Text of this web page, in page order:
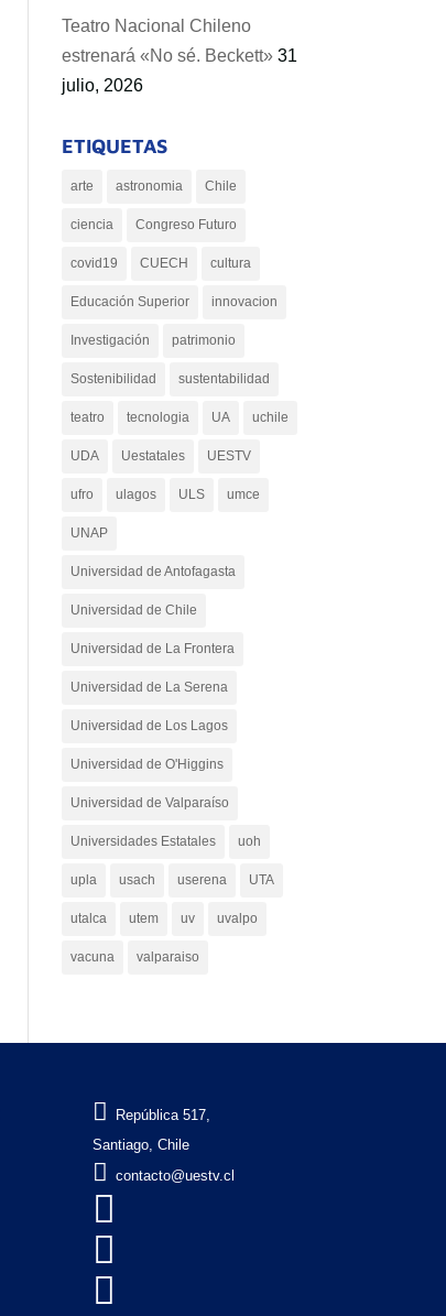
Teatro Nacional Chileno
estrenará «No sé. Beckett» 31
julio, 2026
ETIQUETAS
arte astronomia Chile
ciencia Congreso Futuro
covid19 CUECH cultura
Educación Superior innovacion
Investigación patrimonio
Sostenibilidad sustentabilidad
teatro tecnologia UA uchile
UDA Uestatales UESTV
ufro ulagos ULS umce
UNAP
Universidad de Antofagasta
Universidad de Chile
Universidad de La Frontera
Universidad de La Serena
Universidad de Los Lagos
Universidad de O'Higgins
Universidad de Valparaíso
Universidades Estatales uoh
upla usach userena UTA
utalca utem uv uvalpo
vacuna valparaiso

República 517,
Santiago, Chile
 contacto@uestv.cl


